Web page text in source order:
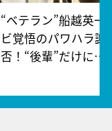
“ベテラン”船越英一
ビ覚悟のパワハラ謝
否！“後輩”だけに…